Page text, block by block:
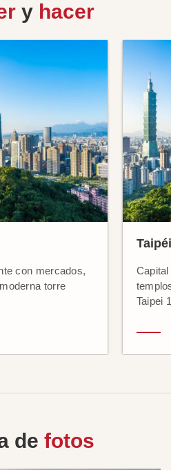
y hacer
con mercados,
torre
Taipéi
Taipei
de fotos